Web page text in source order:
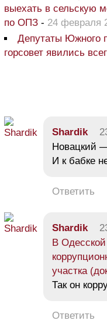
выехать в сельскую
по ОПЗ - 24 февраля
Депутаты Южного
горсовет явились
Shardik
Новацкий
И к бабке
Ответить
Shardik
В
участка
Так он
Ответить